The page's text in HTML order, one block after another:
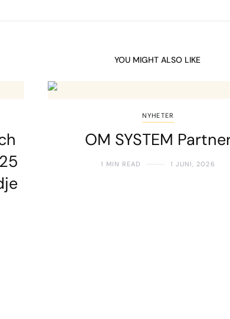
YOU MIGHT ALSO LIKE
NYHETER
OM SYSTEM
1 MIN READ 1 JUNI, 2026